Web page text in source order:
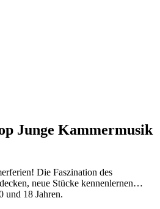
Junge Kammermusik
Die Faszination des
neue Stücke kennenlernen…
und 18 Jahren.